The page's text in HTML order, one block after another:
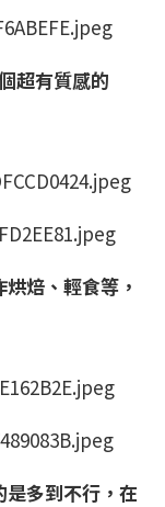
超有質感的
焙、輕食等，
多到不行，在